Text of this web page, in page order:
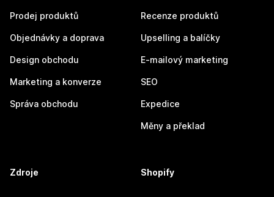
Prodej produktů
Objednávky a doprava
Design obchodu
Marketing a konverze
Správa obchodu
Recenze produktů
Upselling a balíčky
E-mailový marketing
SEO
Expedice
Měny a překlad
Zdroje Shopify